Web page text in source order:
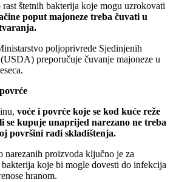
štetnih bakterija koje mogu uzrokovati
poput majoneze treba čuvati u
poljoprivrede Sjedinjenih
preporučuje čuvanje majoneze u
voće i povrće koje se kod kuće reže
se kupuje unaprijed narezano ne treba
površini radi skladištenja.
narezanih proizvoda ključno je za
koje bi mogle dovesti do infekcija
hranom.